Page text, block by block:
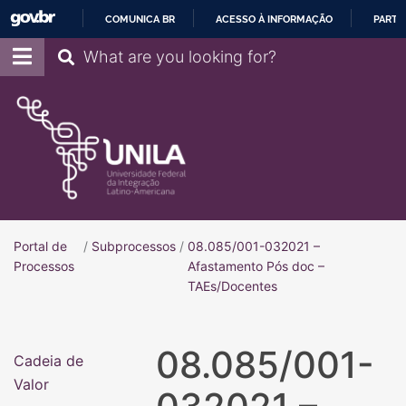
COMUNICA BR ACESSO À INFORMAÇÃO
Pesquisar
Portal de
ProcessosPortal de Processos
/ Subprocessos / 08.085/001-032021 –
Afastamento Pós doc –
TAEs/Docentes
08.085/001-
Cadeia de
Valor